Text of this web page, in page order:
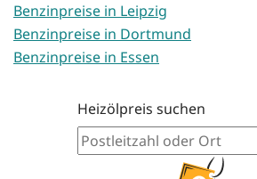
Benzinpreise in Leipzig
Benzinpreise in Dortmund
Benzinpreise in Essen
Heizölpreis suchen